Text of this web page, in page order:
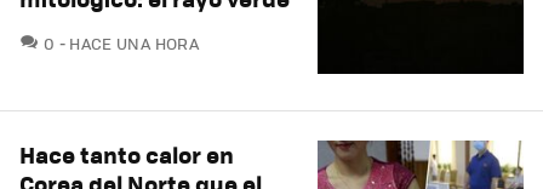
0 COMENTARIOS
HACE UNA HORA
Hace tanto calor en